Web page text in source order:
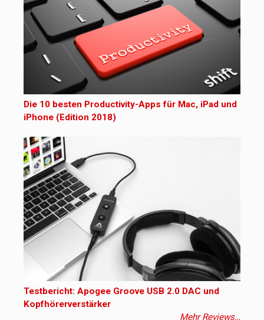
Die 10 besten Productivity-Apps für Mac, iPad und
iPhone (Edition 2018)
Testbericht: Apogee Groove USB 2.0 DAC und
Kopfhörerverstärker
Mehr Reviews…